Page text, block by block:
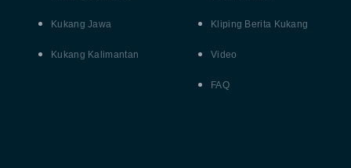
Kukang Jawa
Kukang Kalimantan
Kliping Berita Kukang
Video
FAQ